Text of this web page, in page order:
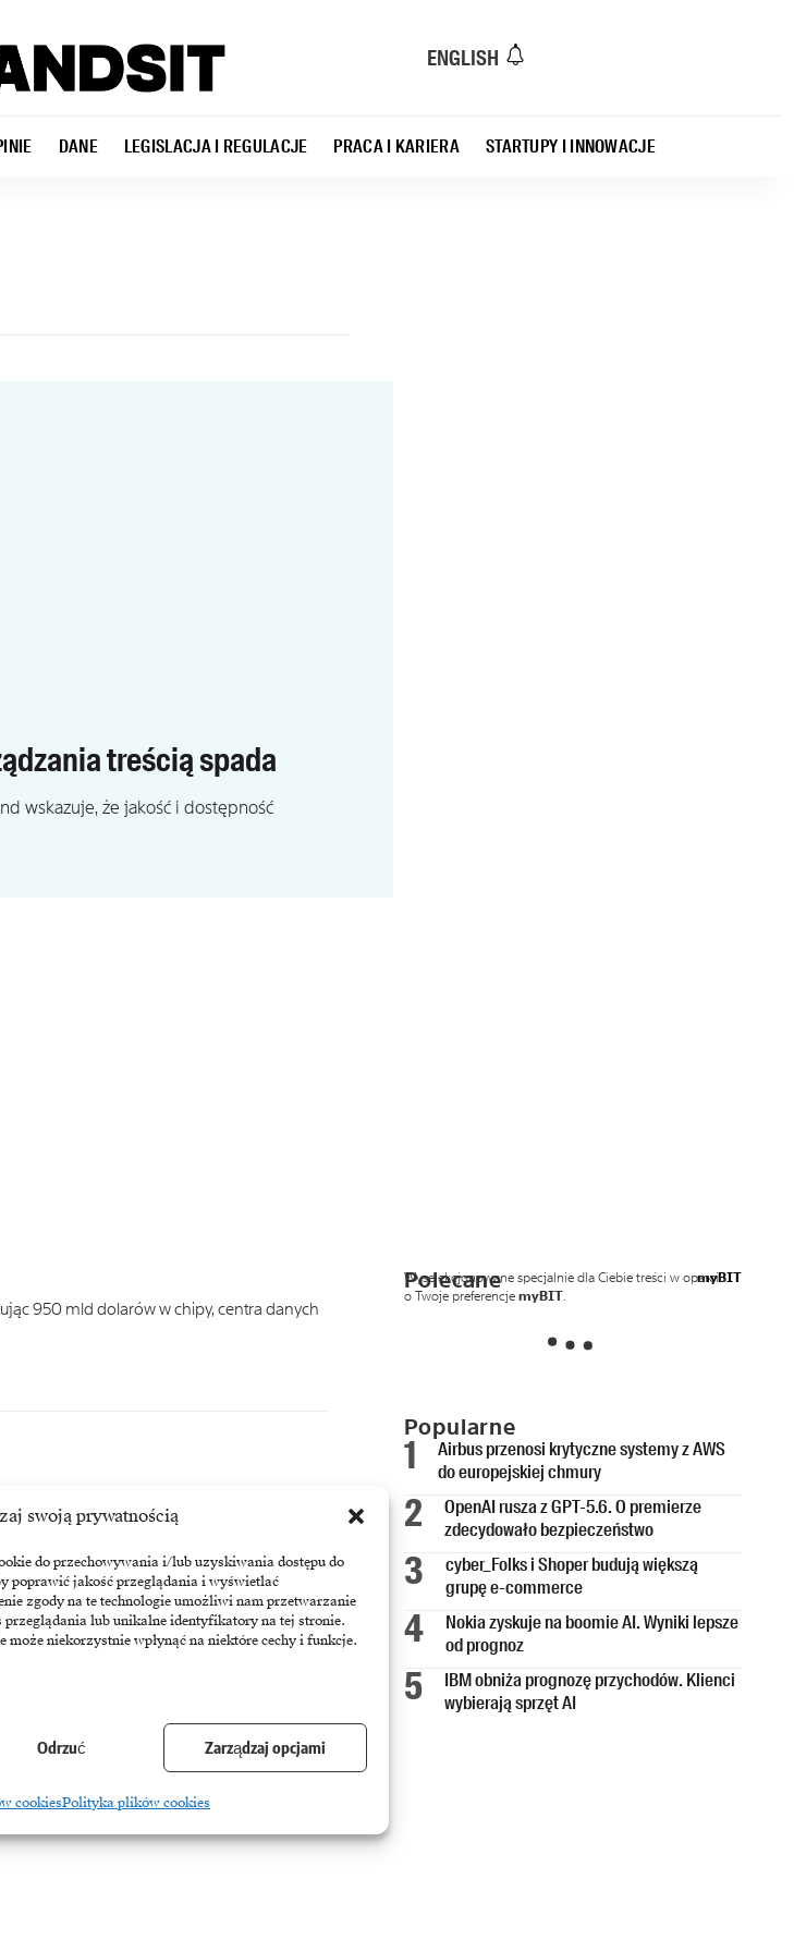
swoją prywatnością
do przechowywania i/lub uzyskiwania dostępu do
poprawić jakość przeglądania i wyświetlać
zgody na te technologie umożliwi nam przetwarzanie
lub unikalne identyfikatory na tej stronie.
niekorzystnie wpłynąć na niektóre cechy i funkcje.
Odrzuć Zarządzaj opcjami
cookiesPolityka plików cookies
ENGLISH
DANE LEGISLACJA I REGULACJE PRACA I KARIERA STARTUPY I INNOWACJE
treścią spada
wskazuje, że jakość i dostępność
950 mld dolarów w chipy, centra danych
Południowej. Teraz pierwsze miejsce
Polecane myBIT
Wyselekcjonowane specjalnie dla Ciebie treści w oparciu
o Twoje preferencjemyBIT.
Popularne
Airbus przenosi krytyczne systemy z AWS
do europejskiej chmury
OpenAI rusza z GPT-5.6. O premierze
zdecydowało bezpieczeństwo
cyber_Folks i Shoper budują większą
grupę e-commerce
Nokia zyskuje na boomie AI. Wyniki lepsze
od prognoz
IBM obniża prognozę przychodów. Klienci
wybierają sprzęt AI